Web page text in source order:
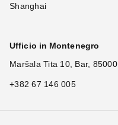
Shanghai
Ufficio in Montenegro
Maršala Tita 10, Bar, 85000
+382 67 146 005